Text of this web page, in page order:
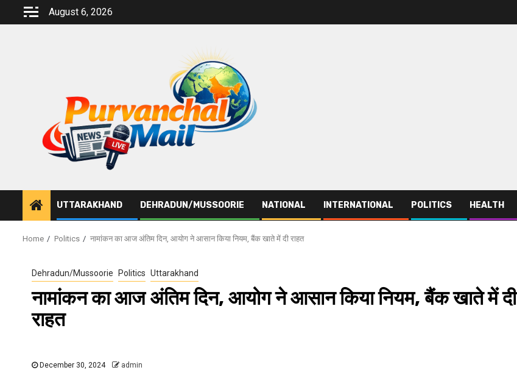
August 6, 2026
UTTARAKHAND DEHRADUN/MUSSOORIE NATIONAL INTERNATIONAL POLITICS HEALTH
Home Politics नामांकन का आज अंतिम दिन, आयोग ने आसान किया नियम, बैंक खाते में दी राहत
Dehradun/Mussoorie Politics Uttarakhand
नामांकन का आज अंतिम दिन, आयोग ने आसान किया नियम, बैंक खाते में दी
राहत
December 30, 2024 admin